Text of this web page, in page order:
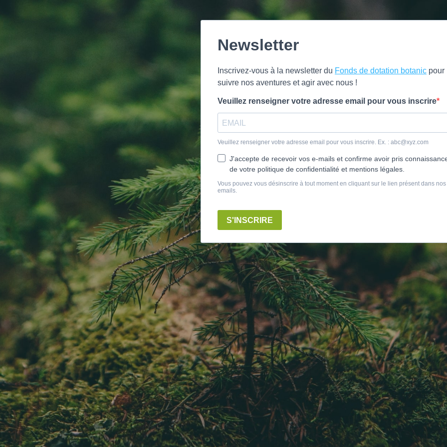
Newsletter
Inscrivez-vous à la newsletter du Fonds de dotation botanic pour
suivre nos aventures et agir avec nous !
Veuillez renseigner votre adresse email pour vous inscrire
Veuillez renseigner votre adresse email pour vous inscrire. Ex. : abc@xyz.com
J'accepte de recevoir vos e-mails et confirme avoir pris
de votre politique de confidentialité et mentions légales.
Vous pouvez vous désinscrire à tout moment en cliquant sur le lien présent dans nos
emails.
S'INSCRIRE